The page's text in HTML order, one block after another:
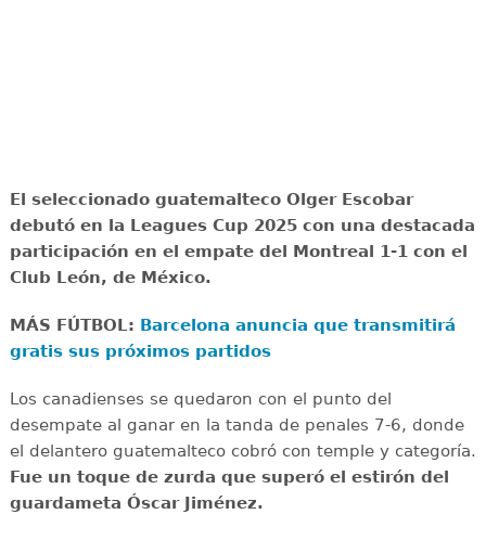
El seleccionado guatemalteco Olger Escobar
debutó en la Leagues Cup 2025 con una destacada
participación en el empate del Montreal 1-1 con el
Club León, de México.
MÁS FÚTBOL: Barcelona anuncia que transmitirá
gratis sus próximos partidos
Los canadienses se quedaron con el punto del
desempate al ganar en la tanda de penales 7-6, donde
el delantero guatemalteco cobró con temple y categoría.
Fue un toque de zurda que superó el estirón del
guardameta Óscar Jiménez.